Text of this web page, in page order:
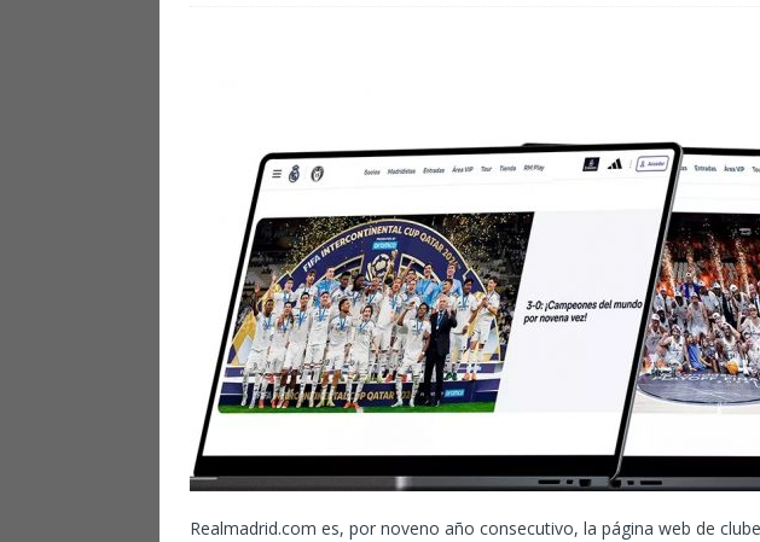
Realmadrid.com es, por noveno año consecutivo, la página web de